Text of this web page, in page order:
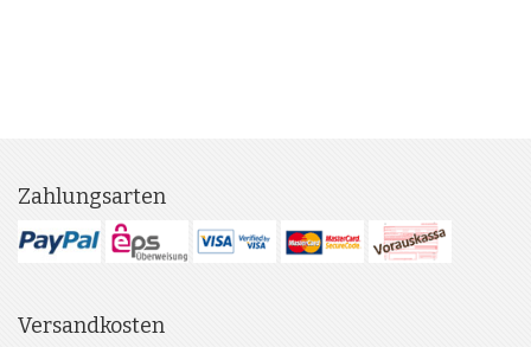
Zahlungsarten
Versandkosten